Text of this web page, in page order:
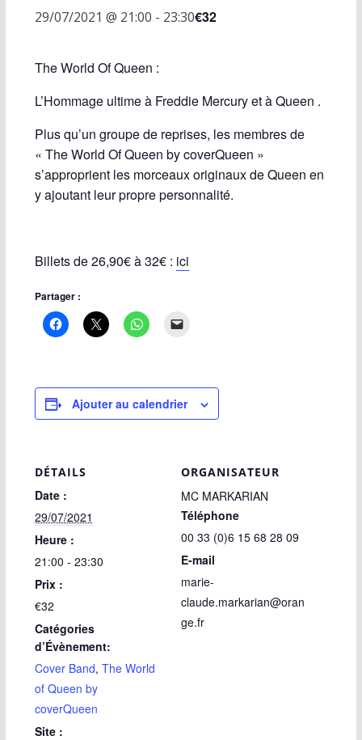
29/07/2021 @ 21:00 - 23:30€32
The World Of Queen :
L’Hommage ultime à Freddie Mercury et à Queen .
Plus qu’un groupe de reprises, les membres de
« The World Of Queen by coverQueen »
s’approprient les morceaux originaux de Queen en
y ajoutant leur propre personnalité.
Billets de 26,90€ à 32€ : ici
Partager :
Ajouter au calendrier
DÉTAILS
Date :
29/07/2021
Heure :
21:00 - 23:30
Prix :
€32
Catégories
d’Évènement:
Cover Band, The World
of Queen by
coverQueen
Site :
ORGANISATEUR
MC MARKARIAN
Téléphone
00 33 (0)6 15 68 28 09
E-mail
marie-
claude.markarian@oran
ge.fr